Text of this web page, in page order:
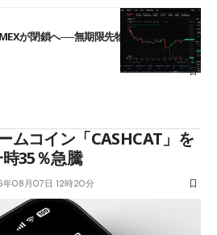
が閉鎖へ──無期限先物を生んだ11年に
ムコイン「CASHCAT」を
35％急騰
08月07日 12時20分